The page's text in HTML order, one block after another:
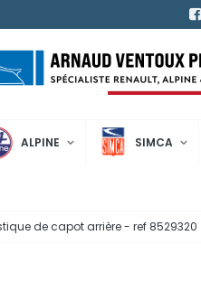
ALPINE SIMCA
de capot arrière - ref 8529320